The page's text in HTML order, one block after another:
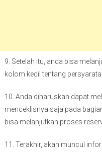
9. Setelah itu, anda bisa
kolom kecil tentang
10. Anda diharuskan dapat
menceklisnya saja pada
bisa melanjutkan proses
11. Terakhir, akan muncul